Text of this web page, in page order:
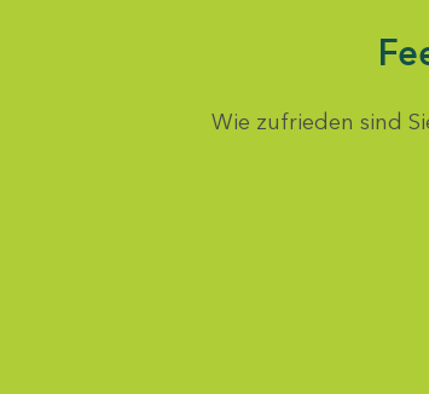
Wie zufrieden sind